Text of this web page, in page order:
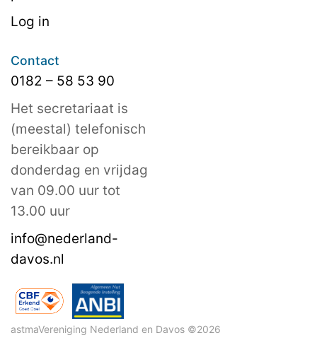
Log in
Contact
0182 – 58 53 90
Het secretariaat is
(meestal) telefonisch
bereikbaar op
donderdag en vrijdag
van 09.00 uur tot
13.00 uur
info@nederland-
davos.nl
astmaVereniging Nederland en Davos ©2026